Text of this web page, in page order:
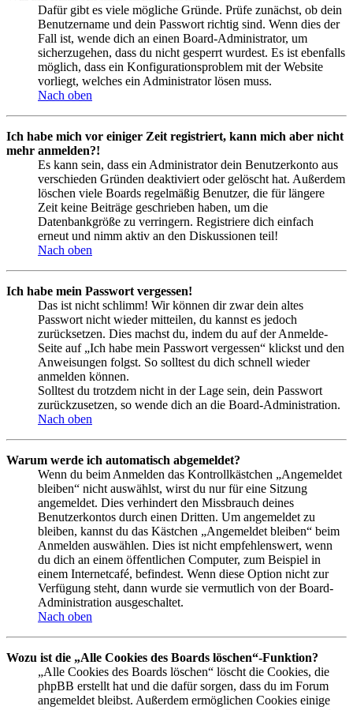
Dafür gibt es viele mögliche Gründe. Prüfe zunächst, ob dein
Benutzername und dein Passwort richtig sind. Wenn dies der
Fall ist, wende dich an einen Board-Administrator, um
sicherzugehen, dass du nicht gesperrt wurdest. Es ist ebenfalls
möglich, dass ein Konfigurationsproblem mit der Website
vorliegt, welches ein Administrator lösen muss.
Nach oben
Ich habe mich vor einiger Zeit registriert, kann mich aber nicht
mehr anmelden?!
Es kann sein, dass ein Administrator dein Benutzerkonto aus
verschieden Gründen deaktiviert oder gelöscht hat. Außerdem
löschen viele Boards regelmäßig Benutzer, die für längere
Zeit keine Beiträge geschrieben haben, um die
Datenbankgröße zu verringern. Registriere dich einfach
erneut und nimm aktiv an den Diskussionen teil!
Nach oben
Ich habe mein Passwort vergessen!
Das ist nicht schlimm! Wir können dir zwar dein altes
Passwort nicht wieder mitteilen, du kannst es jedoch
zurücksetzen. Dies machst du, indem du auf der Anmelde-
Seite auf „Ich habe mein Passwort vergessen“ klickst und den
Anweisungen folgst. So solltest du dich schnell wieder
anmelden können.
Solltest du trotzdem nicht in der Lage sein, dein Passwort
zurückzusetzen, so wende dich an die Board-Administration.
Nach oben
Warum werde ich automatisch abgemeldet?
Wenn du beim Anmelden das Kontrollkästchen „Angemeldet
bleiben“ nicht auswählst, wirst du nur für eine Sitzung
angemeldet. Dies verhindert den Missbrauch deines
Benutzerkontos durch einen Dritten. Um angemeldet zu
bleiben, kannst du das Kästchen „Angemeldet bleiben“ beim
Anmelden auswählen. Dies ist nicht empfehlenswert, wenn
du dich an einem öffentlichen Computer, zum Beispiel in
einem Internetcafé, befindest. Wenn diese Option nicht zur
Verfügung steht, dann wurde sie vermutlich von der Board-
Administration ausgeschaltet.
Nach oben
Wozu ist die „Alle Cookies des Boards löschen“-Funktion?
„Alle Cookies des Boards löschen“ löscht die Cookies, die
phpBB erstellt hat und die dafür sorgen, dass du im Forum
angemeldet bleibst. Außerdem ermöglichen Cookies einige